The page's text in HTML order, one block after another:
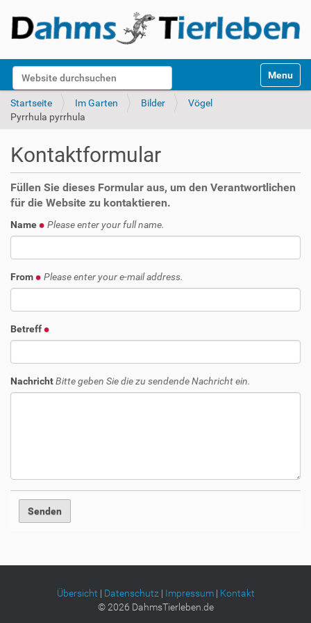
Website durchsuchen
k
Toggle
Startseite Im Garten Bilder
Vögel
Pyrrhula pyrrhula
Kontaktformular
Füllen Sie dieses Formular aus, um den Verantwortlichen
für die Website zu kontaktieren.
Name Please enter your full name.
From Please enter your e-mail address.
Betreff
NachrichtBitte geben Sie die zu sendende Nachricht ein.
Übersicht | Datenschutz| Impressum| Kontakt
©2026 DahmsTierleben.de